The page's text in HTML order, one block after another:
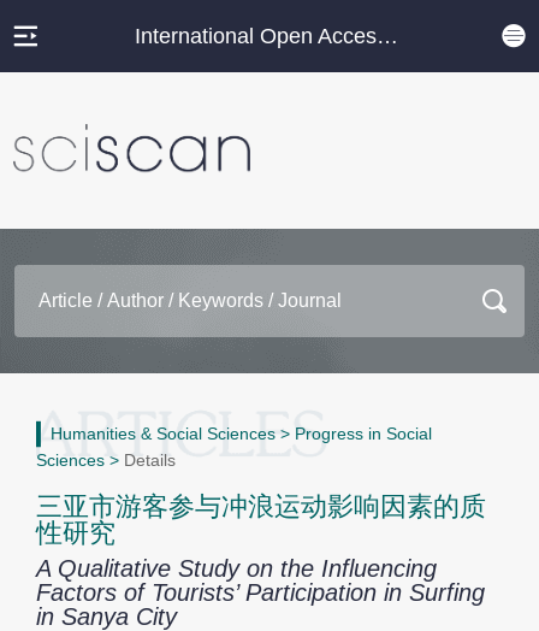
International Open Access Journal Platform
Humanities & Social Sciences > Progress in Social
Sciences > Details
三亚市游客参与冲浪运动影响因素的质
性研究
A Qualitative Study on the Influencing
Factors of Tourists’ Participation in Surfing
in Sanya City